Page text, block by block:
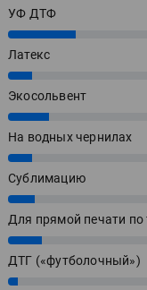
УФ ДТФ
20%
Латекс
7%
Экосольвент
12%
На водных чернилах
7%
Сублимацию
8%
Для прямой печати по
10%
ДТГ («футболочный»)
3%